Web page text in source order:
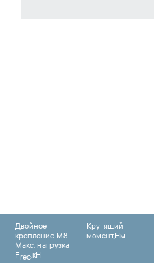
Двойное
крепление М8
Макс. нагрузка
Frec,кН
Крутящий
момент,Нм